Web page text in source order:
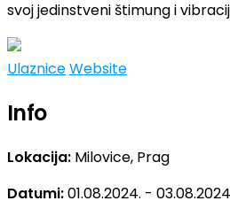
svoj jedinstveni štimung i
UlazniceWebsite
Info
Lokacija: Milovice, Prag
Datumi:01.08.2024. -